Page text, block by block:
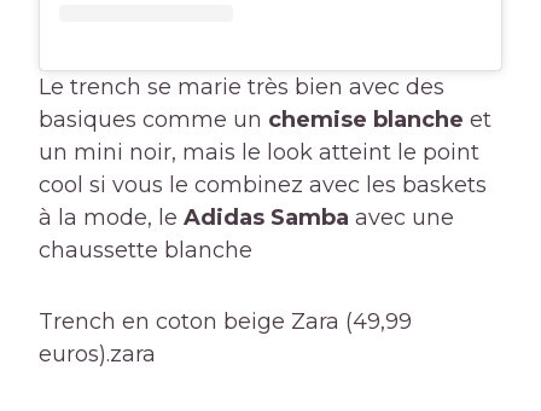
Le trench se marie très bien avec des
basiques comme un chemise blanche et
un mini noir, mais le look atteint le point
cool si vous le combinez avec les baskets
à la mode, le Adidas Samba avec une
chaussette blanche
Trench en coton beige Zara (49,99
euros).zara